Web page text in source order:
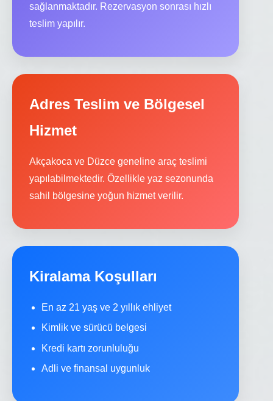
sağlanmaktadır. Rezervasyon sonrası hızlı
teslim yapılır.
Adres Teslim ve Bölgesel
Hizmet
Akçakoca ve Düzce geneline araç teslimi
yapılabilmektedir. Özellikle yaz sezonunda
sahil bölgesine yoğun hizmet verilir.
Kiralama Koşulları
En az 21 yaş ve 2 yıllık ehliyet
Kimlik ve sürücü belgesi
Kredi kartı zorunluluğu
Adli ve finansal uygunluk